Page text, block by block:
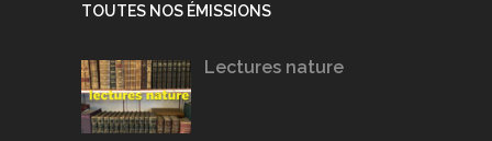
TOUTES NOS ÉMISSIONS
Lectures nature